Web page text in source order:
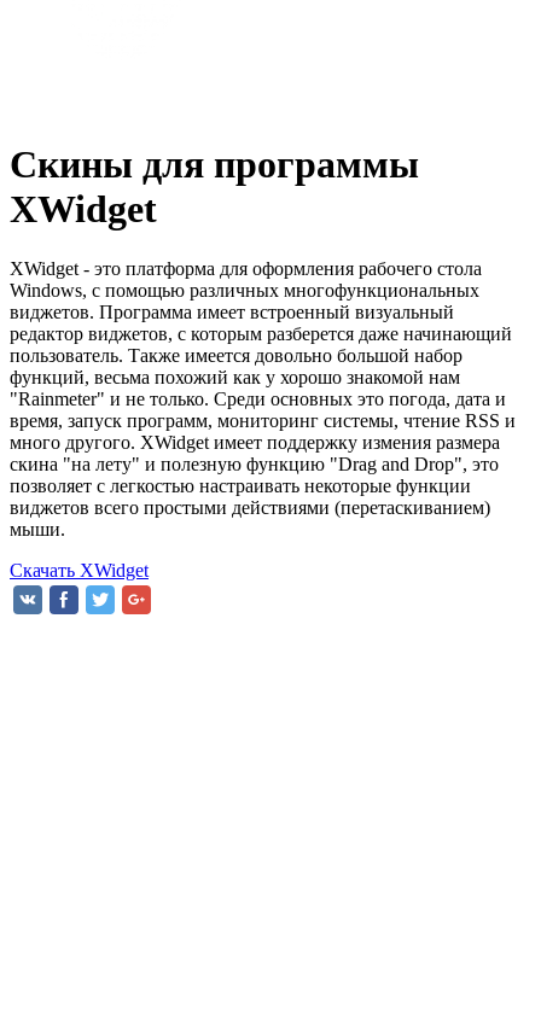
Скины для программы
XWidget
XWidget - это платформа для оформления рабочего стола
Windows, с помощью различных многофункциональных
виджетов. Программа имеет встроенный визуальный
редактор виджетов, с которым разберется даже начинающий
пользователь. Также имеется довольно большой набор
функций, весьма похожий как у хорошо знакомой нам
"Rainmeter" и не только. Среди основных это погода, дата и
время, запуск программ, мониторинг системы, чтение RSS и
много другого. XWidget имеет поддержку измения размера
скина "на лету" и полезную функцию "Drag and Drop", это
позволяет с легкостью настраивать некоторые функции
виджетов всего простыми действиями (перетаскиванием)
мыши.
Скачать XWidget